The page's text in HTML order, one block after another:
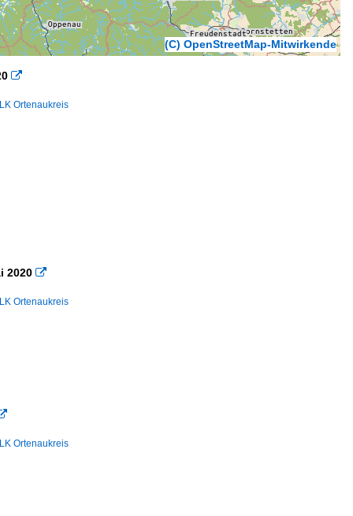
(C) OpenStreetMap-Mitwirkende

Ortenaukreis
2020 
Ortenaukreis
Ortenaukreis